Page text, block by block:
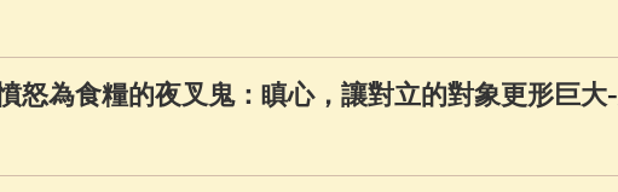
怒為食糧的夜叉鬼：瞋心，讓對立的對象更形巨大-